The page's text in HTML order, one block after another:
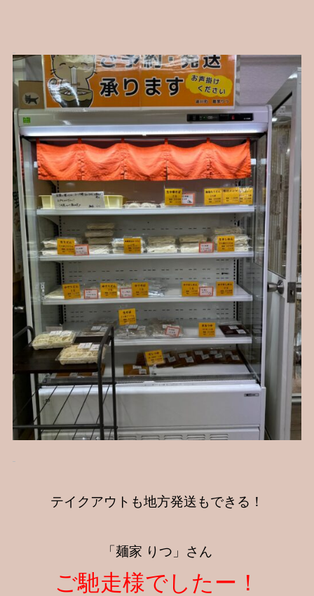
テイクアウトも地方発送もできる！
「麺家 りつ」さん
ご馳走様でしたー！